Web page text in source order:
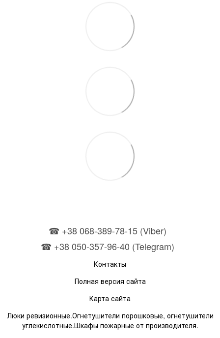
☎ +38 068-389-78-15 (Viber)
☎ +38 050-357-96-40 (Telegram)
Контакты
Полная версия сайта
Карта сайта
Люки ревизионные.Огнетушители порошковые, огнетушители
углекислотные.Шкафы пожарные от производителя.